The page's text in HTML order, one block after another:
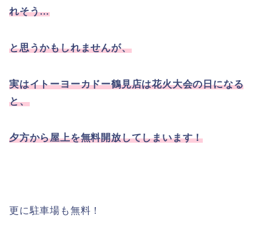
れそう…
と思うかもしれませんが、
実はイトーヨーカドー鶴見店は花火大会の日になる
と、
夕方から屋上を無料開放してしまいます！
更に駐車場も無料！